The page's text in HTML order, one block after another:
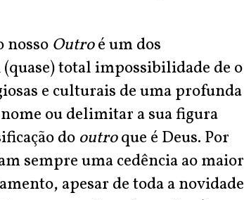
nosso Outroé um dos
total impossibilidade de o
e culturais de uma profunda
ou delimitar a sua figura
do outroque é Deus. Por
sempre uma cedência ao maior
apesar de toda a novidade